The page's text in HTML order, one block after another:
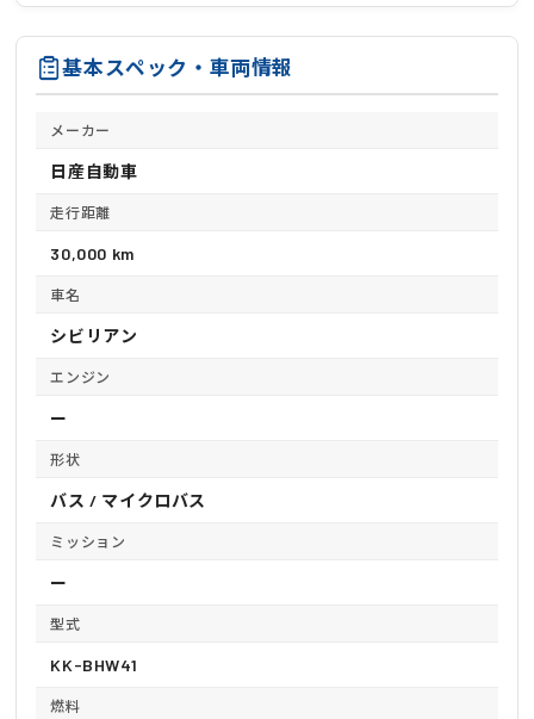
基本スペック・車両情報
メーカー
日産自動車
走行距離
30,000 km
車名
シビリアン
エンジン
ー
形状
バス / マイクロバス
ミッション
ー
型式
KK-BHW41
燃料